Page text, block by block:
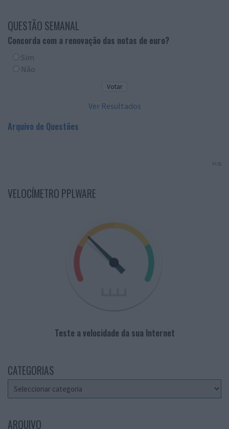
QUESTÃO SEMANAL
Concorda com a renovação das notas de euro?
Sim
Não
Ver Resultados
Arquivo de Questões
PUB
VELOCÍMETRO PPLWARE
Teste a velocidade da sua Internet
CATEGORIAS
Categorias
ARQUIVO